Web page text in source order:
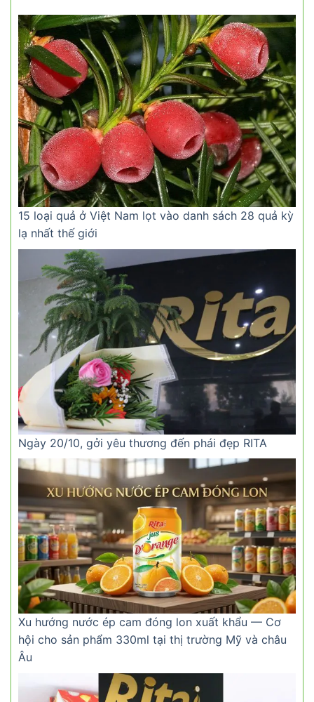
15 loại quả ở Việt Nam lọt vào danh sách 28 quả kỳ
lạ nhất thế giới
Ngày 20/10, gởi yêu thương đến phái đẹp RITA
Xu hướng nước ép cam đóng lon xuất khẩu — Cơ
hội cho sản phẩm 330ml tại thị trường Mỹ và châu
Âu